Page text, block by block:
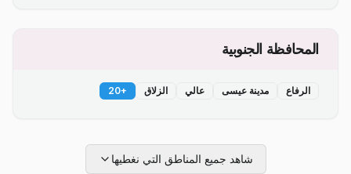
المحافظة الجنوبية
الرفاع مدينة عيسى عالي الزلاق +
20
شاهد جميع المناطق التي نغطيها